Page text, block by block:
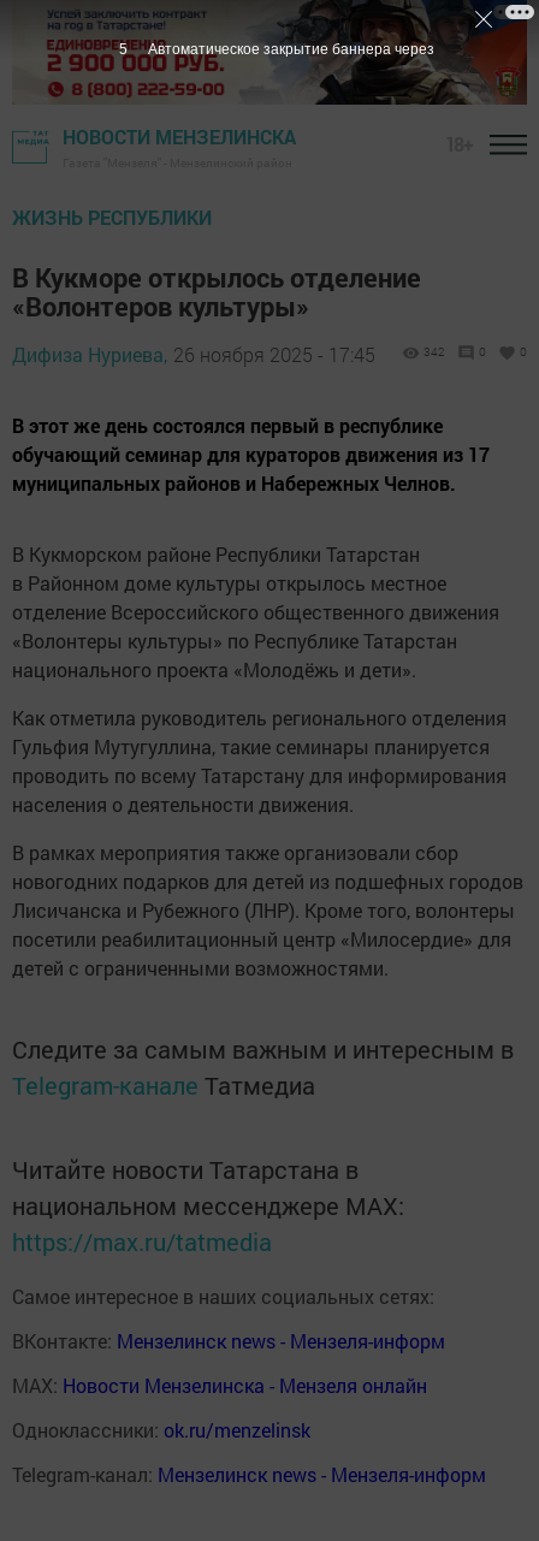
НОВОСТИ МЕНЗЕЛИНСКА
ЖИЗНЬ РЕСПУБЛИКИ
В Кукморе открылось отделение
«Волонтеров культуры»
Дифиза Нуриева, 26 ноября 2025 - 17:45 342 0 0
В этот же день состоялся первый в республике
обучающий семинар для кураторов движения из 17
муниципальных районов и Набережных Челнов.
В Кукморском районе Республики Татарстан
в Районном доме культуры открылось местное
отделение Всероссийского общественного движения
«Волонтеры культуры» по Республике Татарстан
национального проекта «Молодёжь и дети».
Как отметила руководитель регионального отделения
Гульфия Мутугуллина, такие семинары планируется
проводить по всему Татарстану для информирования
населения о деятельности движения.
В рамках мероприятия также организовали сбор
новогодних подарков для детей из подшефных городов
Лисичанска и Рубежного (ЛНР). Кроме того, волонтеры
посетили реабилитационный центр «Милосердие» для
детей с ограниченными возможностями.
Следите за самым важным и интересным в
Telegram-канале Татмедиа
Читайте новости Татарстана в
национальном мессенджере MАХ:
https://max.ru/tatmedia
Самое интересное в наших социальных сетях:
ВКонтакте: Мензелинск news - Мензеля-информ
MAX: Новости Мензелинска - Мензеля онлайн
Одноклассники: ok.ru/menzelinsk
Telegram-канал: Мензелинск news - Мензеля-информ
4 Автоматическое закрытие баннера через